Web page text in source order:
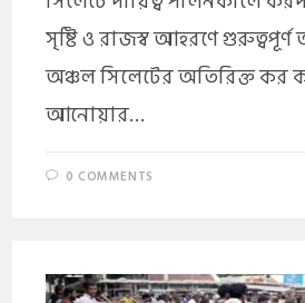
সৃষ্টি ও রাজস্ব আহরণে
অঞ্চল সিলেটের অতিরিক্ত কর
আনোয়ার…
0 COMMENTS